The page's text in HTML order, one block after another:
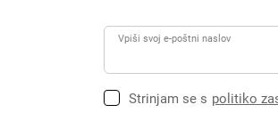
Vpiši svoj e-poštni naslov
Strinjam se s politiko